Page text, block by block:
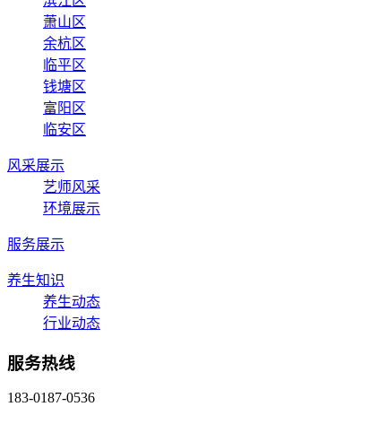
萧山区
余杭区
临平区
钱塘区
富阳区
临安区
风采展示
艺师风采
环境展示
服务展示
养生知识
养生动态
行业动态
服务热线
183-0187-0536